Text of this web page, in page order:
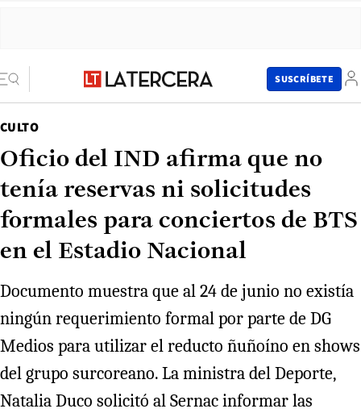
SUSCRÍBETE
CULTO
Oficio del IND afirma que no
tenía reservas ni solicitudes
formales para conciertos de BTS
en el Estadio Nacional
Documento muestra que al 24 de junio no existía
ningún requerimiento formal por parte de DG
Medios para utilizar el reducto ñuñoíno en shows
del grupo surcoreano. La ministra del Deporte,
Natalia Duco solicitó al Sernac informar las